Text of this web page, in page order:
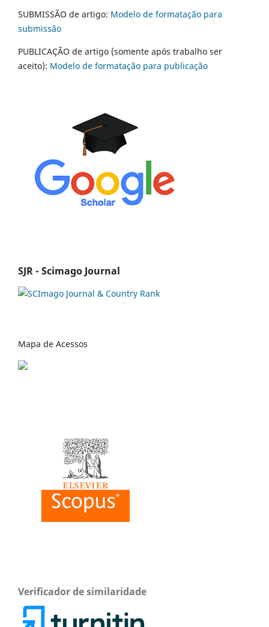
SUBMISSÃO de artigo: Modelo de formatação para
submissão
PUBLICAÇÃO de artigo (somente após trabalho ser
aceito): Modelo de formatação para publicação
SJR - Scimago Journal
Mapa de Acessos
Verificador de similaridade